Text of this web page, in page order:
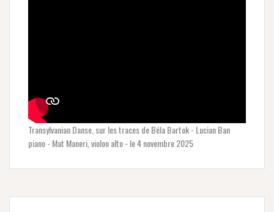
Transylvanian Danse, sur les traces de Béla Bartok - Lucian Ban
piano - Mat Maneri, violon alto - le 4 novembre 2025